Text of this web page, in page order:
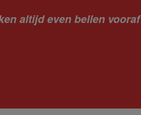
altijd even bellen